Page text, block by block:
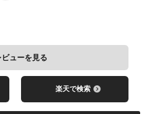
ビューを見る
楽天で検索